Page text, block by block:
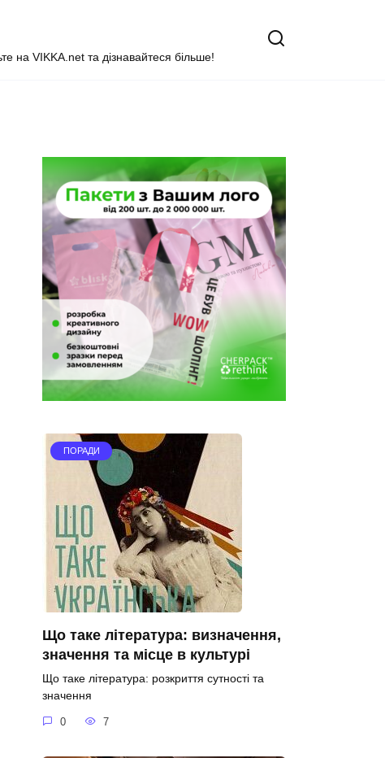
на VIKKA.net та дізнавайтеся більше!
ПОРАДИ
Що таке література: визначення,
значення та місце в культурі
Що таке література: розкриття сутності та
значення
0 7